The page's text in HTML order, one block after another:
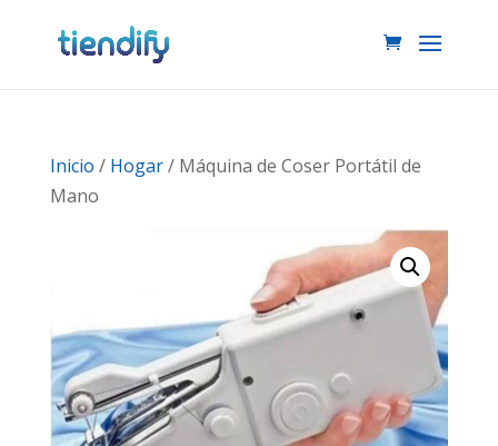
Inicio / Hogar/ Máquina de Coser Portátil de
Mano